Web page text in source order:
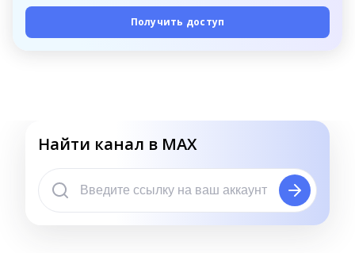
Получить доступ
Найти канал в MAX